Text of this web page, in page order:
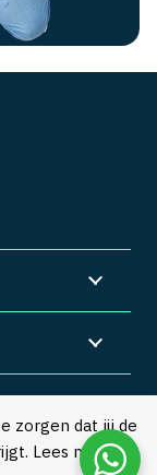
zorgen dat jij de
Lees meer in